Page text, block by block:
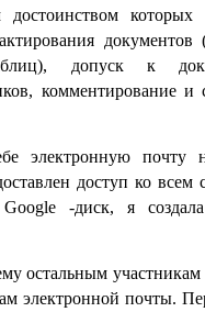
которых
документов
допуск к
комментирование
электронную почту
доступ ко всем
-диск, я
остальным
электронной почты.